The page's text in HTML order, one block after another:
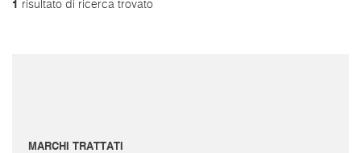
1 risultato di ricerca trovato
MARCHI TRATTATI